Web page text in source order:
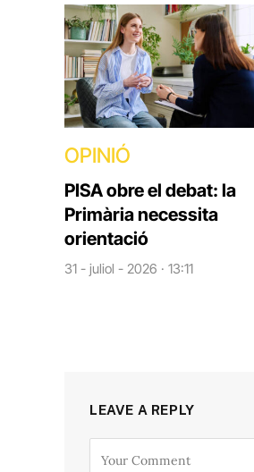
OPINIÓ
PISA obre el debat: la
Primària necessita
orientació
31 - juliol - 2026 · 13:11
LEAVE A REPLY